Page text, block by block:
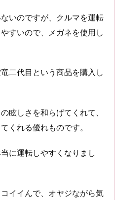
いのですが、クルマを運転
すいので、メガネを使用し
二代目という商品を購入し
眩しさを和らげてくれて、
くれる優れものです。
に運転しやすくなりまし
イイんで、オヤジながら気